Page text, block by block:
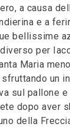
a causa
e a
bellissime
per
Maria
un
sul pallone
dopo aver
della